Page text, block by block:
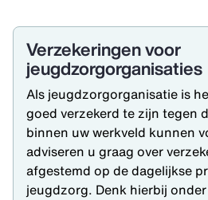
Verzekeringen voor
jeugdzorgorganisaties
Als jeugdzorgorganisatie is
goed verzekerd te zijn tegen
binnen uw werkveld kunnen
adviseren u graag over
afgestemd op de dagelijkse
jeugdzorg. Denk hierbij